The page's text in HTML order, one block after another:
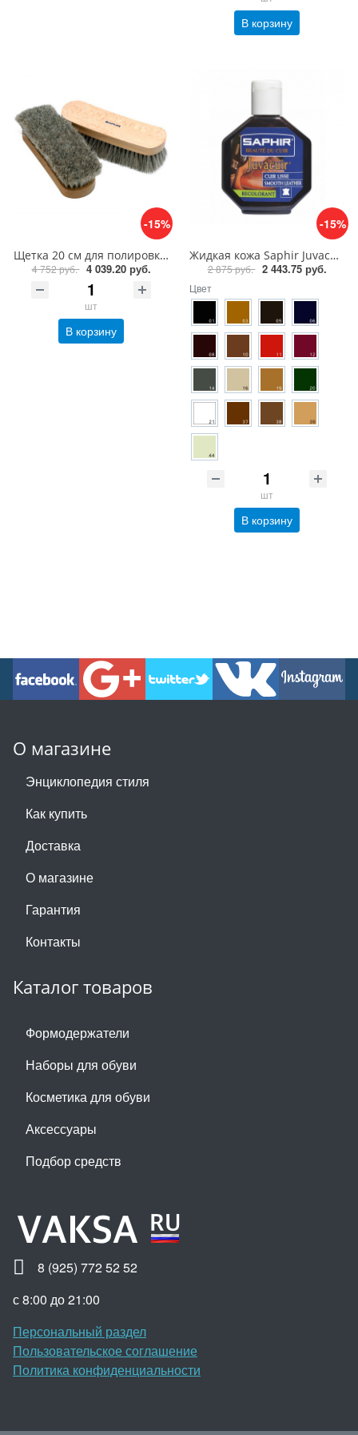
В корзину
-15%
Щетка 20 см для полировки из ценных пород дерева Saphir Brosse Crin de Cheval Naturel
4 752 руб. 4 039.20 руб.
шт
В корзину
-15%
Жидкая кожа Saphir Juvacuir крем краситель, 75 мл
2 875 руб. 2 443.75 руб.
Цвет
шт
В корзину
О магазине
Энциклопедия стиля
Как купить
Доставка
О магазине
Гарантия
Контакты
Каталог товаров
Формодержатели
Наборы для обуви
Косметика для обуви
Аксессуары
Подбор средств
8 (925) 772 52 52
с 8:00 до 21:00
Персональный раздел
Пользовательское соглашение
Политика конфиденциальности